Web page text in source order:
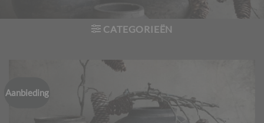
CATEGORIEËN
Aanbieding